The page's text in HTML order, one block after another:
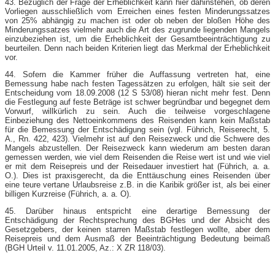
43. Bezüglich der Frage der Erheblichkeit kann hier dahinstehen, ob deren
Vorliegen ausschließlich vom Erreichen eines festen Minderungssatzes
von 25% abhängig zu machen ist oder ob neben der bloßen Höhe des
Minderungssatzes vielmehr auch die Art des zugrunde liegenden Mangels
einzubeziehen ist, um die Erheblichkeit der Gesamtbeeinträchtigung zu
beurteilen. Denn nach beiden Kriterien liegt das Merkmal der Erheblichkeit
vor.
44. Sofern die Kammer früher die Auffassung vertreten hat, eine
Bemessung habe nach festen Tagessätzen zu erfolgen, hält sie seit der
Entscheidung vom 18.09.2008 (12 S 53/08) hieran nicht mehr fest. Denn
die Festlegung auf feste Beträge ist schwer begründbar und begegnet dem
Vorwurf, willkürlich zu sein. Auch die teilweise vorgeschlagene
Einbeziehung des Nettoeinkommens des Reisenden kann kein Maßstab
für die Bemessung der Entschädigung sein (vgl. Führich, Reiserecht, 5.
A., Rn. 422, 423). Vielmehr ist auf den Reisezweck und die Schwere des
Mangels abzustellen. Der Reisezweck kann wiederum am besten daran
gemessen werden, wie viel dem Reisenden die Reise wert ist und wie viel
er mit dem Reisepreis und der Reisedauer investiert hat (Führich, a. a.
O.). Dies ist praxisgerecht, da die Enttäuschung eines Reisenden über
eine teure vertane Urlaubsreise z.B. in die Karibik größer ist, als bei einer
billigen Kurzreise (Führich, a. a. O).
45. Darüber hinaus entspricht eine derartige Bemessung der
Entschädigung der Rechtsprechung des BGHes und der Absicht des
Gesetzgebers, der keinen starren Maßstab festlegen wollte, aber dem
Reisepreis und dem Ausmaß der Beeinträchtigung Bedeutung beimaß
(BGH Urteil v. 11.01.2005, Az.: X ZR 118/03).